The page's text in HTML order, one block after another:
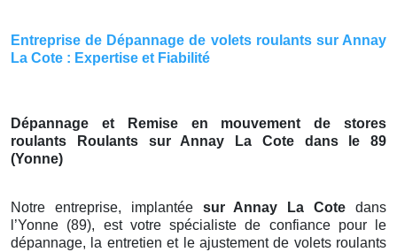
Entreprise de Dépannage de volets roulants sur Annay
La Cote : Expertise et Fiabilité
Dépannage et Remise en mouvement de stores
roulants Roulants sur Annay La Cote dans le 89
(Yonne)
Notre entreprise, implantée sur Annay La Cotedans
l’Yonne (89), est votre spécialiste de confiance pour le
dépannage, la entretien et le ajustement de volets roulants